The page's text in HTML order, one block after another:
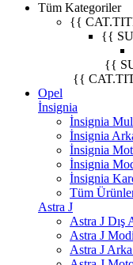
Tüm Kategoriler
{{
{{
{{
{{
Opel
İnsignia
İnsignia
İnsignia
İnsignia
İnsignia
İnsignia
Tüm
Astra J
Astra J Dış
Astra J
Astra J